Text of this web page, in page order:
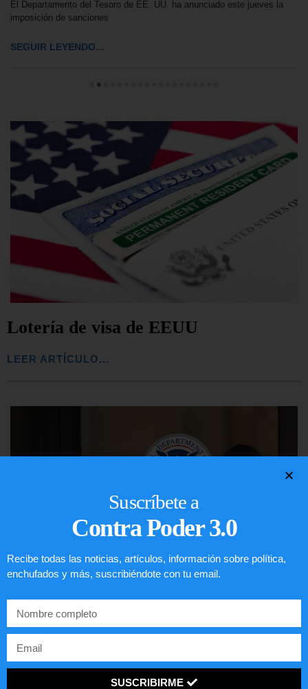
El Departamento del Tesoro de EE. UU. ha anunciado este jueves la
imposición de sanciones
SEGUIR LEYENDO...
Lotería de visa de EEUU
LEER ARTÍCULO...
Comunistas no son bienvenidos en
EE.UU.
LEER ARTÍCULO...
Suscríbete a
Contra Poder 3.0
Recibe todas las noticias, artículos, información sobre política,
enchufados y más, suscribiéndote con tu email.
SUSCRIBIRME